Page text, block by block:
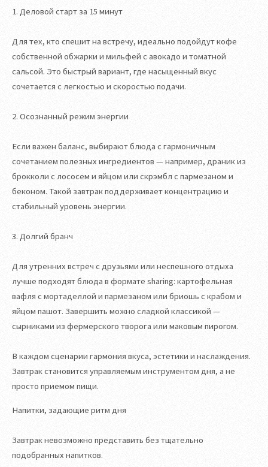
1. Деловой старт за 15 минут
Для тех, кто спешит на встречу, идеально подойдут кофе
собственной обжарки и мильфей с авокадо и томатной
сальсой. Это быстрый вариант, где насыщенный вкус
сочетается с легкостью и скоростью подачи.
2. Осознанный режим энергии
Если важен баланс, выбирают блюда с гармоничным
сочетанием полезных ингредиентов — например, драник из
брокколи с лососем и яйцом или скрэмбл с пармезаном и
беконом. Такой завтрак поддерживает концентрацию и
стабильный уровень энергии.
3. Долгий бранч
Для утренних встреч с друзьями или неспешного отдыха
лучше подходят блюда в формате sharing: картофельная
вафля с мортаделлой и пармезаном или бриошь с крабом и
яйцом пашот. Завершить можно сладкой классикой —
сырниками из фермерского творога или маковым пирогом.
В каждом сценарии гармония вкуса, эстетики и наслаждения.
Завтрак становится управляемым инструментом дня, а не
просто приемом пищи.
Напитки, задающие ритм дня
Завтрак невозможно представить без тщательно
подобранных напитков.